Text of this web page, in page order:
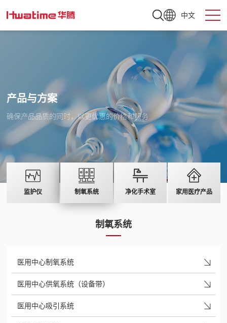
中文
产品与方案
确保产品品质的同时，以更优惠的价格和服务
监护仪 制氧系统 净化手术室 家用医疗产品
制氧系统
医用中心制氧系统
医用中心供氧系统（设备带）
医用中心吸引系统